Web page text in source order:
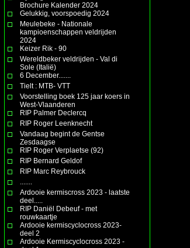
Brochure Kalender 2024
Gelukkig, voorspoedig 2024
Meulebeke - Nationale
kampioenschappen veldrijden
2024
Keizer Rik - 90
Wereldbeker veldrijden - Val di
Sole (Italië)
6 December.......
Tielt : MTB- VTT
Voorstelling boek 125 jaar koers in
West-Vlaanderen
RIP Palmer Declercq
RIP Roger Leenknecht
Vandaag begint de Gentse
Zesdaagse
RIP Roger Verplaetse (92)
RIP Bernard Geldof
RIP Marc Reybrouck
Ardooie kermiscross 2023 - laatste
deel.....
RIP Daniël Debeuf - met
rouwkaartje
Ardooie kermiscyclocross 2023-
deel 2
Ardooie Kermiscyclocross 2023 -